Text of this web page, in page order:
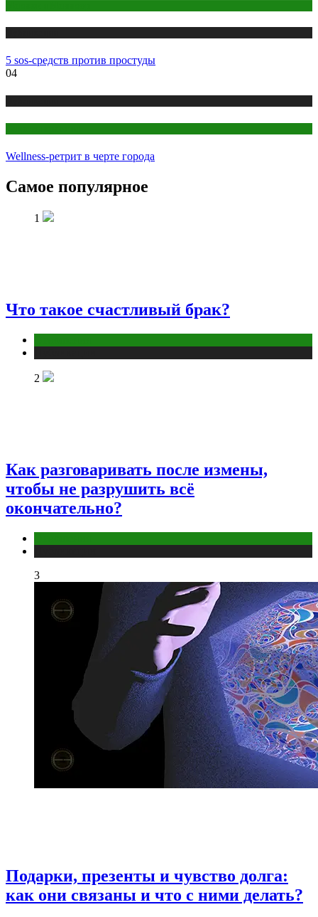
5 sos-средств против простуды
04
Wellness-ретрит в черте города
Самое популярное
1
Что такое счастливый брак?
2
Как разговаривать после измены,
чтобы не разрушить всё
окончательно?
3
Подарки, презенты и чувство долга:
как они связаны и что с ними делать?